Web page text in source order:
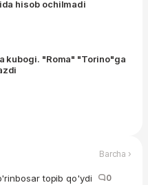
hisob ochilmadi
kubogi. "Roma" "Torino"ga
Barcha ›
topib qo'ydi 0